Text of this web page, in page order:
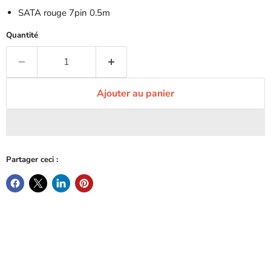
SATA rouge 7pin 0.5m
Quantité
Ajouter au panier
Partager ceci :